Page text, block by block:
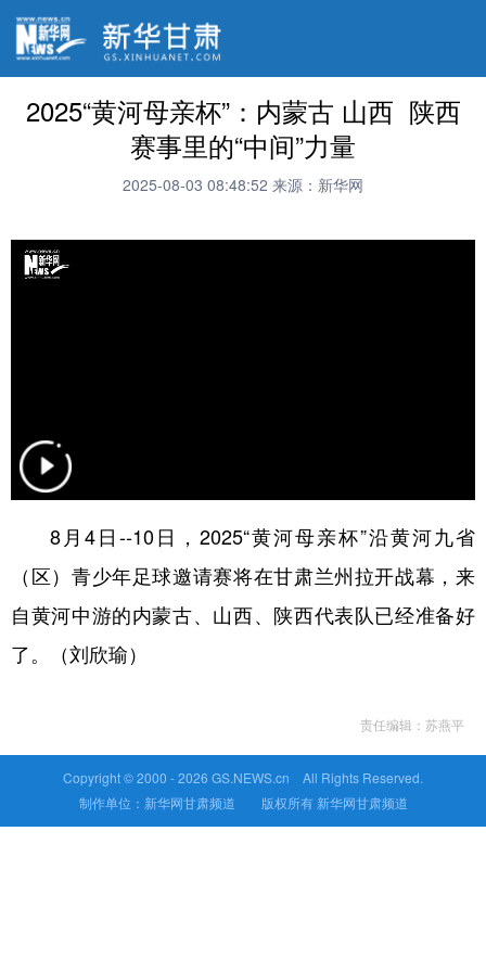
2025“黄河母亲杯”：内蒙古 山西 陕西
赛事里的“中间”力量
2025-08-03 08:48:52 来源：新华网
8月4日--10日，2025“黄河母亲杯”沿黄河九省
（区）青少年足球邀请赛将在甘肃兰州拉开战幕，来
自黄河中游的内蒙古、山西、陕西代表队已经准备好
了。（刘欣瑜）
责任编辑：苏燕平
Copyright © 2000 -2026 GS.NEWS.cn All Rights Reserved.
制作单位：新华网甘肃频道 版权所有 新华网甘肃频道